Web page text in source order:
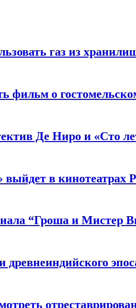
газ из
фильм о
Де Ниро и «Сто
в кинотеатрах
“Гроша и Мистер